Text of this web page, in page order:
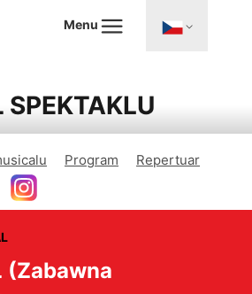
Menu
SPEKTAKLU
Program
Repertuar
(Zabawna